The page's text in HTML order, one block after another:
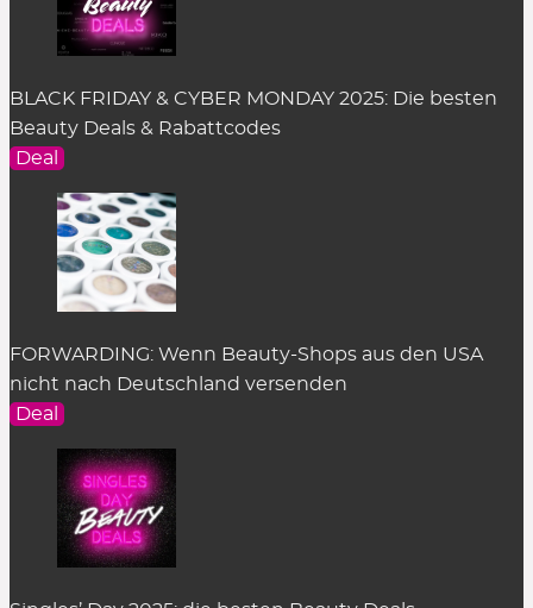
BLACK FRIDAY & CYBER MONDAY 2025: Die besten
Beauty Deals & Rabattcodes
Deal
FORWARDING: Wenn Beauty-Shops aus den USA
nicht nach Deutschland versenden
Deal